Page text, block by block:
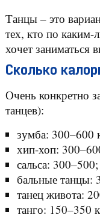
Танцы – это
тех, кто по
хочет заниматься
Сколько
Очень конкретно
танцев):
зумба: 300–600
хип-хоп:
сальса: 300–500;
бальные танцы:
танец живота:
танго: 150–350